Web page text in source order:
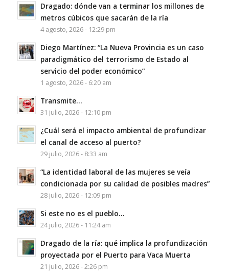
Dragado: dónde van a terminar los millones de
metros cúbicos que sacarán de la ría
4 agosto, 2026 - 12:29 pm
Diego Martínez: “La Nueva Provincia es un caso
paradigmático del terrorismo de Estado al
servicio del poder económico”
1 agosto, 2026 - 6:20 am
Transmite…
31 julio, 2026 - 12:10 pm
¿Cuál será el impacto ambiental de profundizar
el canal de acceso al puerto?
29 julio, 2026 - 8:33 am
“La identidad laboral de las mujeres se veía
condicionada por su calidad de posibles madres”
28 julio, 2026 - 12:09 pm
Si este no es el pueblo…
24 julio, 2026 - 11:24 am
Dragado de la ría: qué implica la profundización
proyectada por el Puerto para Vaca Muerta
21 julio, 2026 - 2:26 pm